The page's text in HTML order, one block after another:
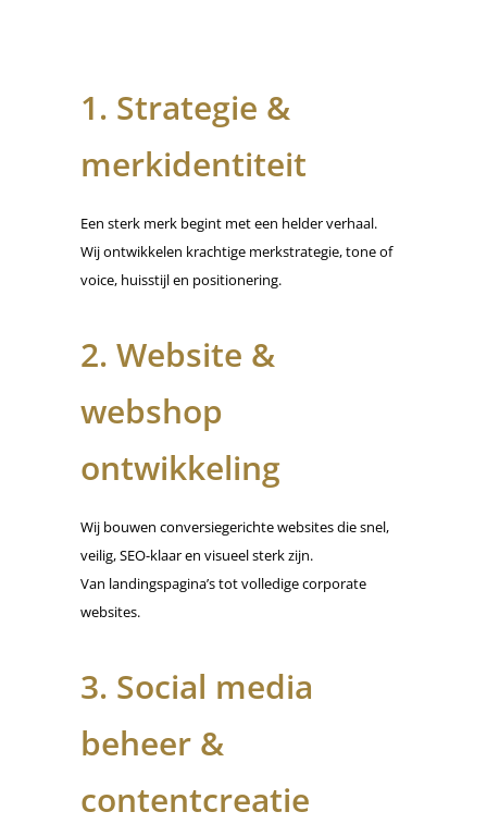
1. Strategie &
merkidentiteit
Een sterk merk begint met een helder verhaal.
Wij ontwikkelen krachtige merkstrategie, tone of
voice, huisstijl en positionering.
2. Website &
webshop
ontwikkeling
Wij bouwen conversiegerichte websites die snel,
veilig, SEO-klaar en visueel sterk zijn.
Van landingspagina’s tot volledige corporate
websites.
3. Social media
beheer &
contentcreatie